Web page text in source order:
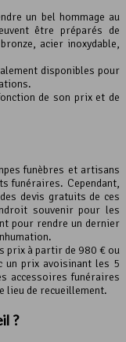
un bel hommage au
être préparés de
acier inoxydable,
disponibles pour
de son prix et de
funèbres et artisans
funéraires. Cependant,
devis gratuits de ces
souvenir pour les
pour rendre un dernier
prix à partir de 980 € ou
un prix avoisinant les 5
accessoires funéraires
lieu de recueillement.
?